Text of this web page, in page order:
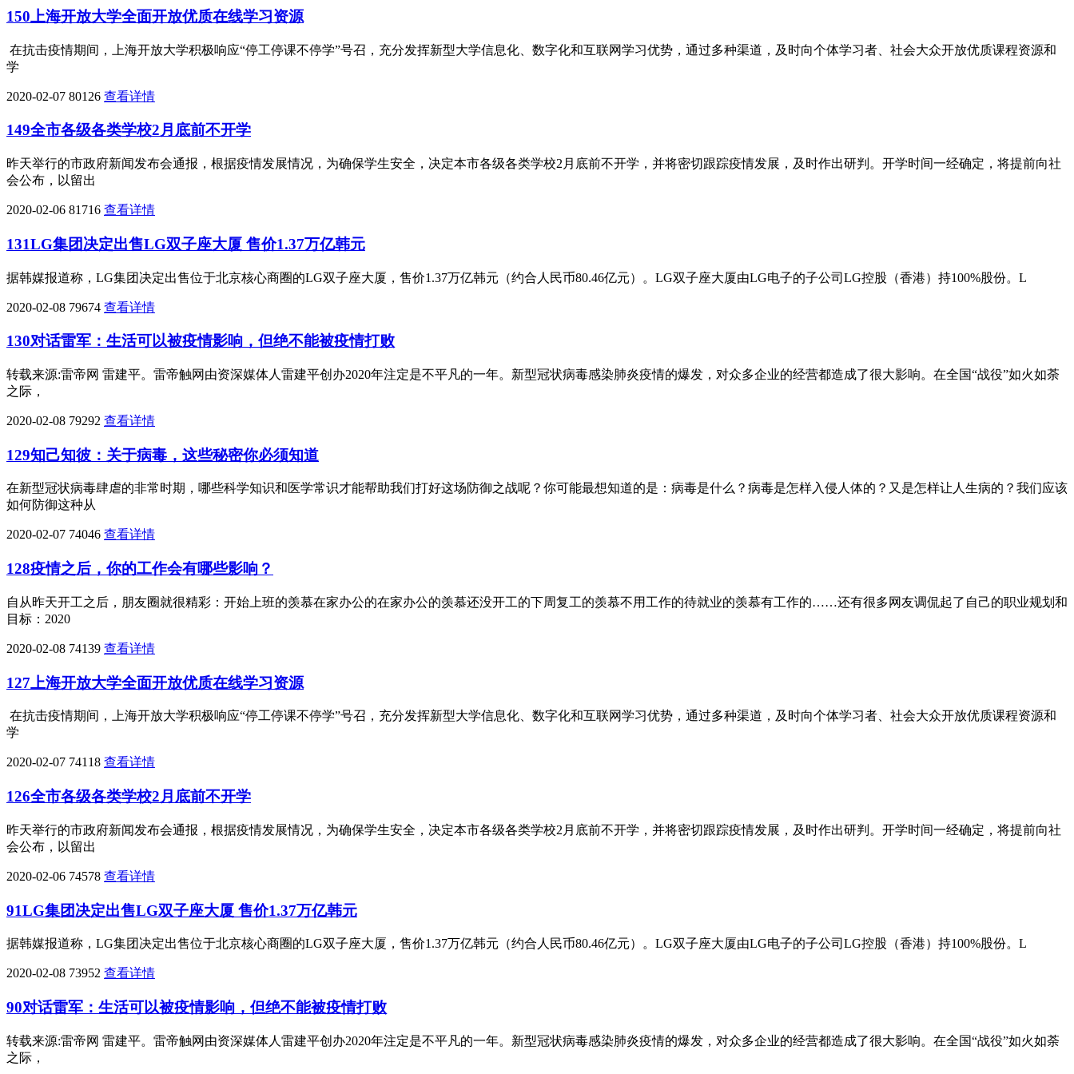
150上海开放大学全面开放优质在线学习资源
在抗击疫情期间，上海开放大学积极响应“停工停课不停学”号召，充分发挥新型大学信息化、数字化和互联网学习优势，通过多种渠道，及时向个体学习者、社会大众开放优质课程资源和
学
2020-02-07 80126 查看详情
149全市各级各类学校2月底前不开学
昨天举行的市政府新闻发布会通报，根据疫情发展情况，为确保学生安全，决定本市各级各类学校2月底前不开学，并将密切跟踪疫情发展，及时作出研判。开学时间一经确定，将提前向社
会公布，以留出
2020-02-06 81716 查看详情
131LG集团决定出售LG双子座大厦 售价1.37万亿韩元
据韩媒报道称，LG集团决定出售位于北京核心商圈的LG双子座大厦，售价1.37万亿韩元（约合人民币80.46亿元）。LG双子座大厦由LG电子的子公司LG控股（香港）持100%股份。L
2020-02-08 79674 查看详情
130对话雷军：生活可以被疫情影响，但绝不能被疫情打败
转载来源:雷帝网 雷建平。雷帝触网由资深媒体人雷建平创办2020年注定是不平凡的一年。新型冠状病毒感染肺炎疫情的爆发，对众多企业的经营都造成了很大影响。在全国“战役”如火如荼
之际，
2020-02-08 79292 查看详情
129知己知彼：关于病毒，这些秘密你必须知道
在新型冠状病毒肆虐的非常时期，哪些科学知识和医学常识才能帮助我们打好这场防御之战呢？你可能最想知道的是：病毒是什么？病毒是怎样入侵人体的？又是怎样让人生病的？我们应该
如何防御这种从
2020-02-07 74046 查看详情
128疫情之后，你的工作会有哪些影响？
自从昨天开工之后，朋友圈就很精彩：开始上班的羡慕在家办公的在家办公的羡慕还没开工的下周复工的羡慕不用工作的待就业的羡慕有工作的……还有很多网友调侃起了自己的职业规划和
目标：2020
2020-02-08 74139 查看详情
127上海开放大学全面开放优质在线学习资源
在抗击疫情期间，上海开放大学积极响应“停工停课不停学”号召，充分发挥新型大学信息化、数字化和互联网学习优势，通过多种渠道，及时向个体学习者、社会大众开放优质课程资源和
学
2020-02-07 74118 查看详情
126全市各级各类学校2月底前不开学
昨天举行的市政府新闻发布会通报，根据疫情发展情况，为确保学生安全，决定本市各级各类学校2月底前不开学，并将密切跟踪疫情发展，及时作出研判。开学时间一经确定，将提前向社
会公布，以留出
2020-02-06 74578 查看详情
91LG集团决定出售LG双子座大厦 售价1.37万亿韩元
据韩媒报道称，LG集团决定出售位于北京核心商圈的LG双子座大厦，售价1.37万亿韩元（约合人民币80.46亿元）。LG双子座大厦由LG电子的子公司LG控股（香港）持100%股份。L
2020-02-08 73952 查看详情
90对话雷军：生活可以被疫情影响，但绝不能被疫情打败
转载来源:雷帝网 雷建平。雷帝触网由资深媒体人雷建平创办2020年注定是不平凡的一年。新型冠状病毒感染肺炎疫情的爆发，对众多企业的经营都造成了很大影响。在全国“战役”如火如荼
之际，